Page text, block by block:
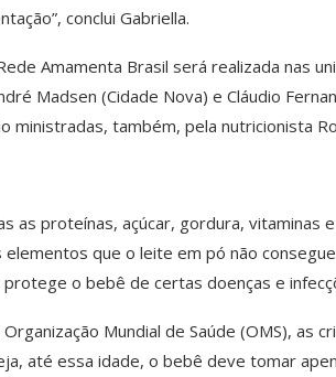
conclui Gabriella.
Amamenta Brasil será realizada nas
Madsen (Cidade Nova) e Cláudio
ministradas, também, pela nutricionista
as proteínas, açúcar, gordura, vitaminas
que o leite em pó não
o bebê de certas doenças e
Mundial de Saúde (OMS),
até essa idade, o bebê deve tomar